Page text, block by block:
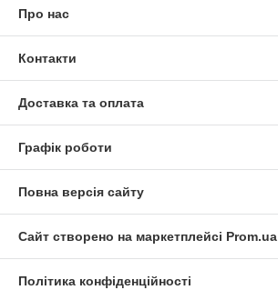
Про нас
Контакти
Доставка та оплата
Графік роботи
Повна версія сайту
Сайт створено на маркетплейсі Prom.ua
Політика конфіденційності